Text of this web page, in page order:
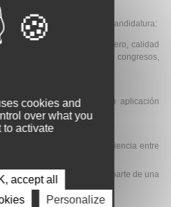
de selección en cada candidatura:
de la candidata (número, calidad
presentaciones en congresos,
de investigación.
de investigación y su aplicación
difundir y promover la ciencia entre
que su proyecto es parte de una
cookies and
over what you
to activate
accept all
Personalize